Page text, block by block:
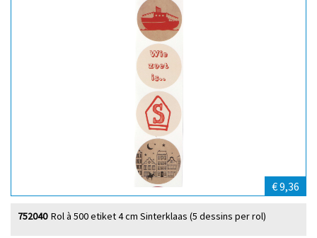
€ 9,36
Rol à 500 etiket 4 cm Sinterklaas (5 dessins per rol)
752040